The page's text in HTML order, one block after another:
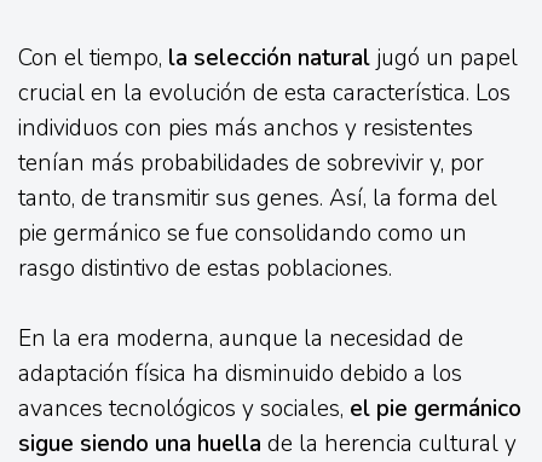
Con el tiempo, la selección natural jugó un papel
crucial en la evolución de esta característica. Los
individuos con pies más anchos y resistentes
tenían más probabilidades de sobrevivir y, por
tanto, de transmitir sus genes. Así, la forma del
pie germánico se fue consolidando como un
rasgo distintivo de estas poblaciones.
En la era moderna, aunque la necesidad de
adaptación física ha disminuido debido a los
avances tecnológicos y sociales, el pie germánico
sigue siendo una huella de la herencia cultural y